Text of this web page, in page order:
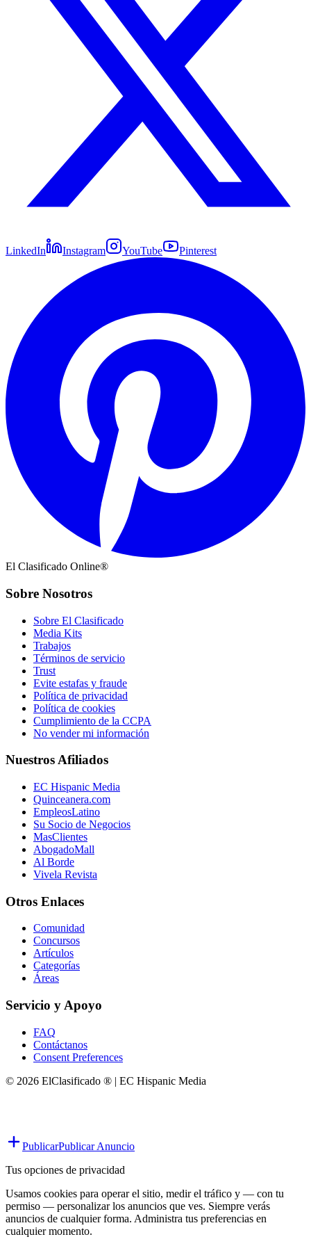
LinkedIn Instagram YouTube Pinterest
El Clasificado Online®
Sobre Nosotros
Sobre El Clasificado
Media Kits
Trabajos
Términos de servicio
Trust
Evite estafas y fraude
Política de privacidad
Política de cookies
Cumplimiento de la CCPA
No vender mi información
Nuestros Afiliados
EC Hispanic Media
Quinceanera.com
EmpleosLatino
Su Socio de Negocios
MasClientes
AbogadoMall
Al Borde
Vivela Revista
Otros Enlaces
Comunidad
Concursos
Artículos
Categorías
Áreas
Servicio y Apoyo
FAQ
Contáctanos
Consent Preferences
© 2026 ElClasificado ® | EC Hispanic Media
PublicarPublicar Anuncio
Tus opciones de privacidad
Usamos cookies para operar el sitio, medir el tráfico y — con tu
permiso — personalizar los anuncios que ves. Siempre verás
anuncios de cualquier forma. Administra tus preferencias en
cualquier momento.